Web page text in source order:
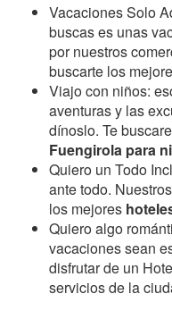
Vacaciones Solo
buscas es unas
por nuestros
buscarte los
Viajo con niños:
aventuras y las
dínoslo. Te
Fuengirola para
Quiero un Todo
ante todo.
los mejores
Quiero algo
vacaciones sean
disfrutar de un
servicios de la